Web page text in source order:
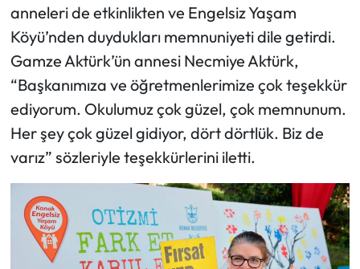
anneleri de etkinlikten ve Engelsiz Yaşam
Köyü’nden duydukları memnuniyeti dile getirdi.
Gamze Aktürk’ün annesi Necmiye Aktürk,
“Başkanımıza ve öğretmenlerimize çok teşekkür
ediyorum. Okulumuz çok güzel, çok memnunum.
Her şey çok güzel gidiyor, dört dörtlük. Biz de
varız” sözleriyle teşekkürlerini iletti.